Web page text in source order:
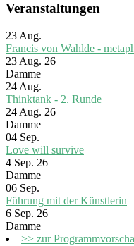
Veranstaltungen
23 Aug.
Francis von Wahlde -
23 Aug. 26
Damme
24 Aug.
Thinktank - 2. Runde
24 Aug. 26
Damme
04 Sep.
Love will survive
4 Sep. 26
Damme
06 Sep.
Führung mit der Künstlerin
6 Sep. 26
Damme
>> zur